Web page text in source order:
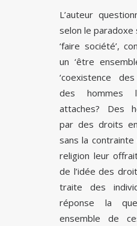
L’auteur
selon le paradoxe
‘faire société’,
un ‘être
‘coexistence
des hommes
attaches? Des
par des droits
sans la
religion leur
de l’idée des
traite des
réponse la
ensemble de